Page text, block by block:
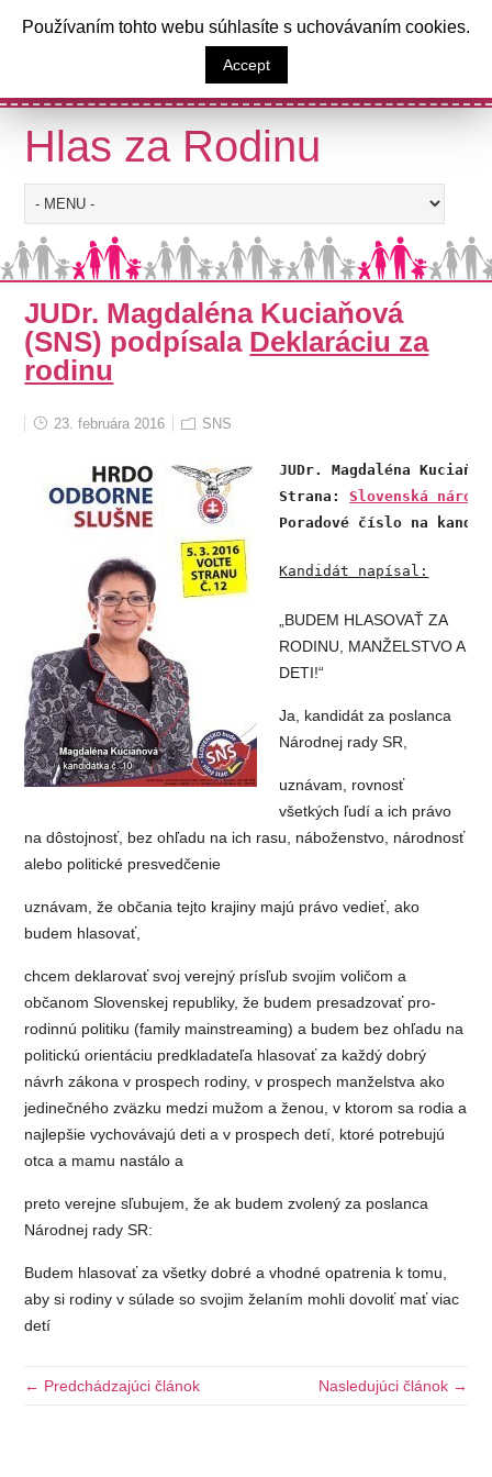
Výzva poslancom Národnej rady
Slovenskej republiky
Hlas za Rodinu
JUDr. Magdaléna Kuciaňová
(SNS) podpísala Deklaráciu za
rodinu
23. februára 2016 SNS
JUDr. Magdaléna
Strana: Slovenská
Poradové číslo na
Kandidát napísal:
„BUDEM HLASOVAŤ ZA
RODINU, MANŽELSTVO A
DETI!“
Ja, kandidát za poslanca
Národnej rady SR,
uznávam, rovnosť
všetkých ľudí a ich právo
na dôstojnosť, bez ohľadu na ich rasu, náboženstvo, národnosť
alebo politické presvedčenie
uznávam, že občania tejto krajiny majú právo vedieť, ako
budem hlasovať,
chcem deklarovať svoj verejný prísľub svojim voličom a
občanom Slovenskej republiky, že budem presadzovať pro-
rodinnú politiku (family mainstreaming) a budem bez ohľadu na
politickú orientáciu predkladateľa hlasovať za každý dobrý
návrh zákona v prospech rodiny, v prospech manželstva ako
jedinečného zväzku medzi mužom a ženou, v ktorom sa rodia a
najlepšie vychovávajú deti a v prospech detí, ktoré potrebujú
otca a mamu nastálo a
preto verejne sľubujem, že ak budem zvolený za poslanca
Národnej rady SR:
Budem hlasovať za všetky dobré a vhodné opatrenia k tomu,
aby si rodiny v súlade so svojim želaním mohli dovoliť mať viac
detí
← Predchádzajúci článok Nasledujúci článok →
Používaním tohto webu súhlasíte s uchovávaním cookies.
Accept